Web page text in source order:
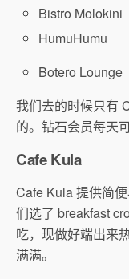
Bistro Molokini
HumuHumu
Botero Lounge
我们去的时候只有
的。钻石会员每天
Cafe Kula
Cafe Kula 提供简
们选了 breakfast
吃，现做好端出来
满满。